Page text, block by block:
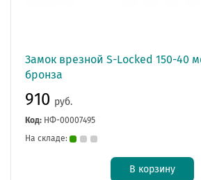
Замок врезной S-Locked 150-40
бронза
910 руб.
Код: НФ-00007495
На складе:
В корзину